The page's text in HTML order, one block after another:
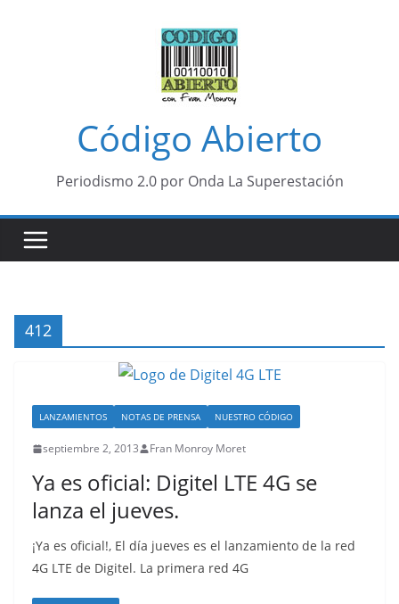
Código Abierto
Periodismo 2.0 por Onda La Superestación
412
LANZAMIENTOS NOTAS DE PRENSA NUESTRO CÓDIGO
septiembre 2, 2013 Fran Monroy Moret
Ya es oficial: Digitel LTE 4G se
lanza el jueves.
¡Ya es oficial!, El día jueves es el lanzamiento de la red
4G LTE de Digitel. La primera red 4G